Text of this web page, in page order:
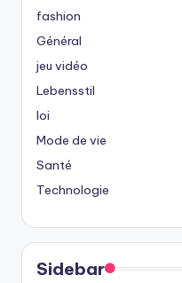
fashion
Général
jeu vidéo
Lebensstil
loi
Mode de vie
Santé
Technologie
Sidebar